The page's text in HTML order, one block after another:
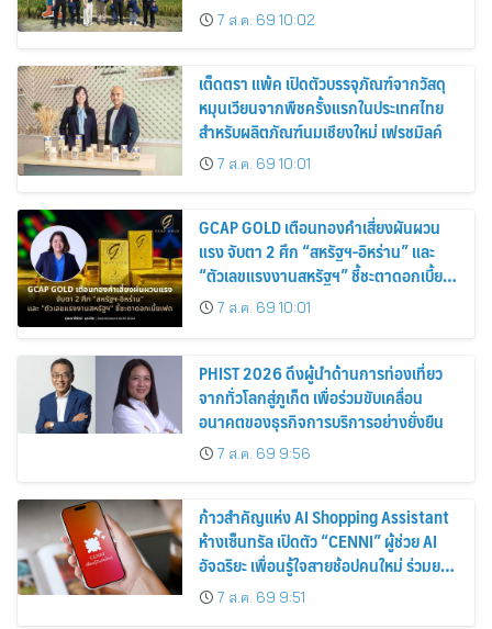
7 ส.ค. 69 10:02
เต็ดตรา แพ้ค เปิดตัวบรรจุภัณฑ์จากวัสดุ
หมุนเวียนจากพืชครั้งแรกในประเทศไทย
สำหรับผลิตภัณฑ์นมเชียงใหม่ เฟรชมิลค์
7 ส.ค. 69 10:01
GCAP GOLD เตือนทองคำเสี่ยงผันผวน
แรง จับตา 2 ศึก “สหรัฐฯ-อิหร่าน” และ
“ตัวเลขแรงงานสหรัฐฯ” ชี้ชะตาดอกเบี้ย
เฟด7 ส.ค. 69 10:01
PHIST 2026 ดึงผู้นำด้านการท่องเที่ยว
จากทั่วโลกสู่ภูเก็ต เพื่อร่วมขับเคลื่อน
อนาคตของธุรกิจการบริการอย่างยั่งยืน
7 ส.ค. 69 9:56
ก้าวสำคัญแห่ง AI Shopping Assistant
ห้างเซ็นทรัล เปิดตัว “CENNI” ผู้ช่วย AI
อัจฉริยะ เพื่อนรู้ใจสายช้อปคนใหม่ ร่วมยก
ระดับประสบการณ์ช้อปปิ้งให้ง่ายขึ้นได้ ใน
แชตเดียว
7 ส.ค. 69 9:51